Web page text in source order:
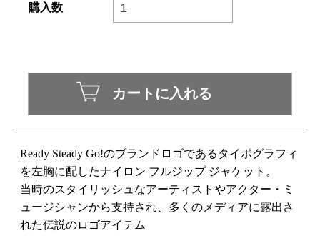
購入数
Ready Steady Go!のブランドロゴであるタイポグラフィ
を左胸に配したナイロン フルジップ ジャケット。
当時のスタイリッシュなアーティストやアクター・ミ
ュージシャンから支持され、多くのメディアに露出さ
れた伝説のロゴアイテム